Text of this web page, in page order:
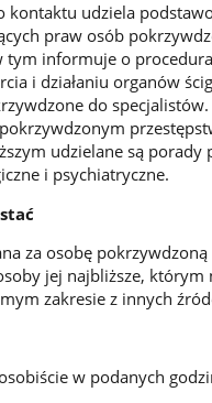
kontaktu udziela
praw osób
tym informuje o
i działaniu organów
do specjalistów.
udzielane są porady
i psychiatryczne.
za osobę pokrzywdzoną
jej najbliższe, którym
zakresie z innych
w podanych